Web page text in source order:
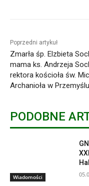
Poprzedni artykuł
Zmarła śp. Elzbieta
mama ks. Andrzeja
rektora kościoła św.
Archanioła w
PODOBNE
Wiadomości